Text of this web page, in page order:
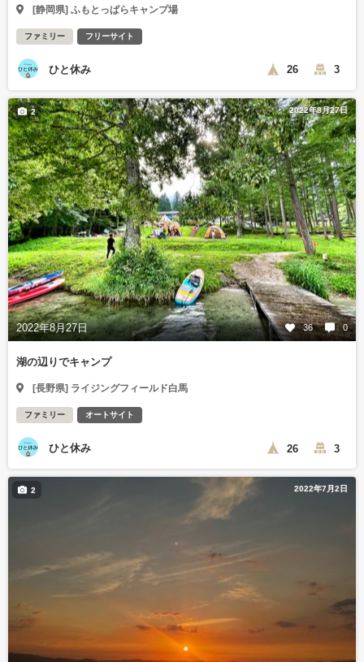
[静岡県] ふもとっぱらキャンプ場
ファミリー フリーサイト
ひと休み 26 3
2022年8月27日
2022年8月27日 36 0
2
湖の辺りでキャンプ
[長野県] ライジングフィールド白馬
ファミリー オートサイト
ひと休み 26 3
2022年7月2日
2